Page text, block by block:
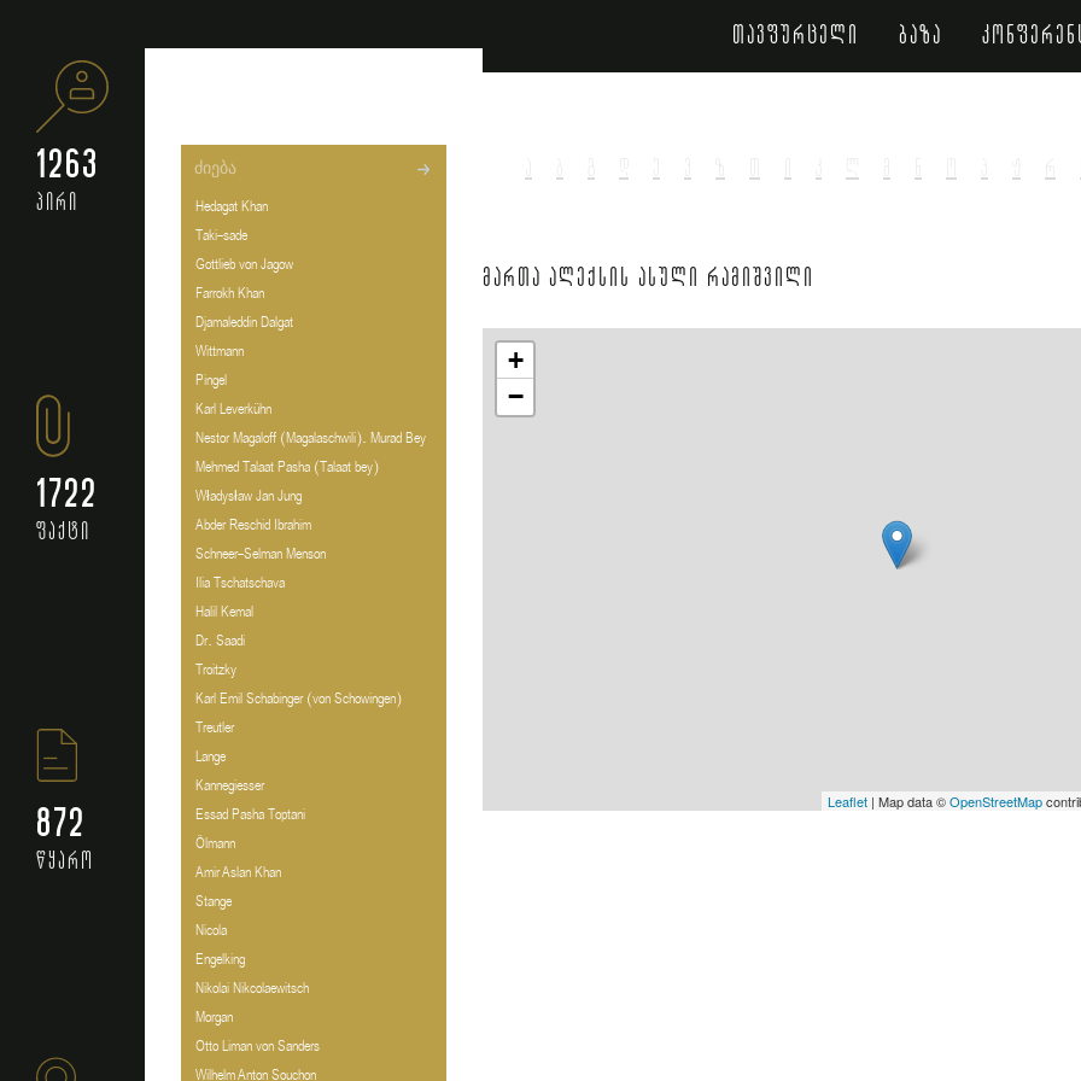
თავფურცელი ბაზა
1263
პირი
1722
ფაქტი
872
წყარო
Hedagat Khan
Taki-sade
Gottlieb von Jagow
Farrokh Khan
Djamaleddin Dalgat
Wittmann
Pingel
Karl Leverkühn
Nestor Magaloff (Magalaschwili). Murad Bey
Mehmed Talaat Pasha (Talaat bey)
Władysław Jan Jung
Abder Reschid Ibrahim
Schneer-Selman Menson
Ilia Tschatschava
Halil Kemal
Dr. Saadi
Troitzky
Karl Emil Schabinger (von Schowingen)
Treutler
Lange
Kannegiesser
Essad Pasha Toptani
Ölmann
Amir Aslan Khan
Stange
Nicola
Engelking
Nikolai Nikcolaewitsch
Morgan
Otto Liman von Sanders
Wilhelm Anton Souchon
ზ კ მ ნ პ ჟ რ
მართა ალექსის ასული რამიშვილი
+
−
Leaflet| Map data ©OpenStreetMap